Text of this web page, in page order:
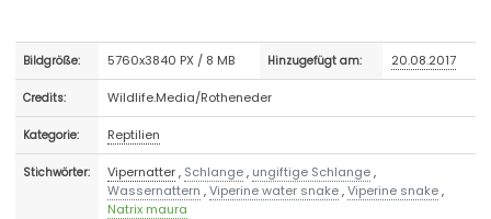
Bildgröße: 5760x3840 PX / 8 MB Hinzugefügt am: 20.08.2017
Credits: Wildlife.Media/Rotheneder
Kategorie: Reptilien
Stichwörter: Vipernatter, Schlange, ungiftige Schlange,
Wassernattern ,Viperine water snake,Viperine snake,
Natrix maura